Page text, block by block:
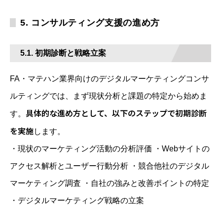
5. コンサルティング支援の進め方
5.1. 初期診断と戦略立案
FA・マテハン業界向けのデジタルマーケティングコンサ
ルティングでは、まず現状分析と課題の特定から始めま
す。 具体的な進め方として、以下のステップで初期診断
を実施します。
・現状のマーケティング活動の分析評価 ・Webサイトの
アクセス解析とユーザー行動分析 ・競合他社のデジタル
マーケティング調査 ・自社の強みと改善ポイントの特定
・デジタルマーケティング戦略の立案